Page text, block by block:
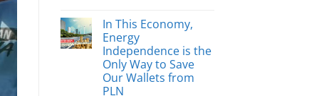
In This Economy,
Energy
Independence is the
Only Way to Save
Our Wallets from
PLN